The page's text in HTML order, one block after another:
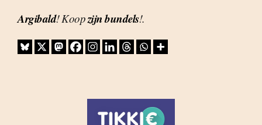
Argibald! Koopzijn bundels!.